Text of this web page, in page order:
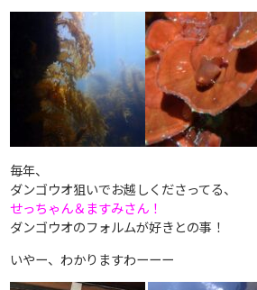
毎年、
ダンゴウオ狙いでお越しくださってる、
せっちゃん＆ますみさん！
ダンゴウオのフォルムが好きとの事！
いやー、わかりますわーーー